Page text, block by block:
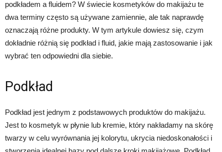
podkładem a fluidem? W świecie kosmetyków do makijażu te
dwa terminy często są używane zamiennie, ale tak naprawdę
oznaczają różne produkty. W tym artykule dowiesz się, czym
dokładnie różnią się podkład i fluid, jakie mają zastosowanie i jak
wybrać ten odpowiedni dla siebie.
Podkład
Podkład jest jednym z podstawowych produktów do makijażu.
Jest to kosmetyk w płynie lub kremie, który nakładamy na skórę
twarzy w celu wyrównania jej kolorytu, ukrycia niedoskonałości i